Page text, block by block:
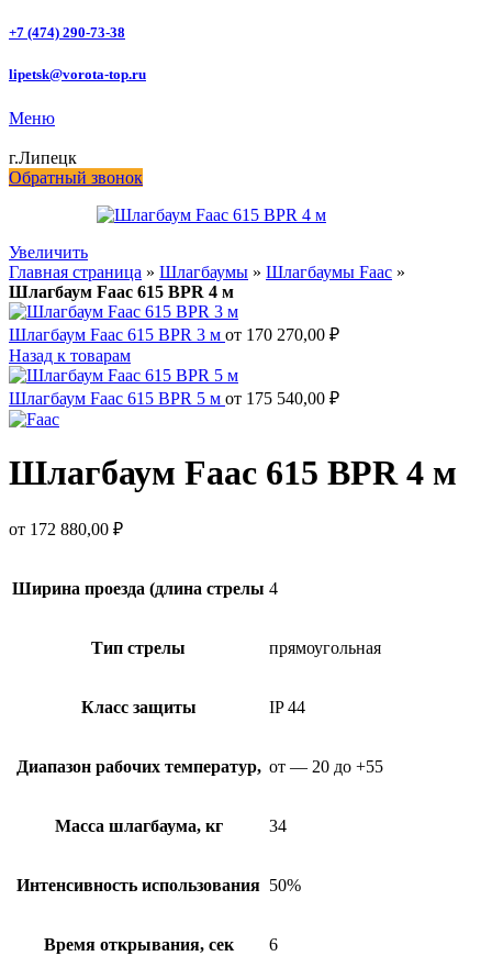
+7 (474) 290-73-38
lipetsk@vorota-top.ru
Меню
г.Липецк
Обратный звонок
Увеличить
Главная страница » Шлагбаумы » Шлагбаумы Faac »
Шлагбаум Faac 615 BPR 4 м
Шлагбаум Faac 615 BPR 3 м от 170 270,00 ₽
Назад к товарам
Шлагбаум Faac 615 BPR 5 м от 175 540,00 ₽
Шлагбаум Faac 615 BPR 4 м
от 172 880,00 ₽
Ширина проезда (длина стрелы 4
Тип стрелы прямоугольная
Класс защиты IP 44
Диапазон рабочих температур, от — 20 до +55
Масса шлагбаума, кг 34
Интенсивность использования 50%
Время открывания, сек 6